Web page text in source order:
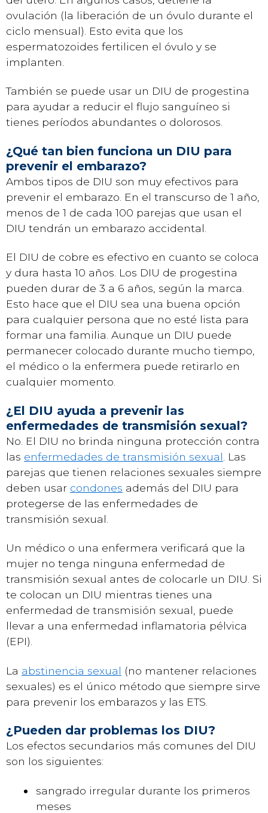
ovulación (la liberación de un óvulo durante el
ciclo mensual). Esto evita que los
espermatozoides fertilicen el óvulo y se
implanten.
También se puede usar un DIU de progestina
para ayudar a reducir el flujo sanguíneo si
tienes períodos abundantes o dolorosos.
¿Qué tan bien funciona un DIU para
prevenir el embarazo?
Ambos tipos de DIU son muy efectivos para
prevenir el embarazo. En el transcurso de 1 año,
menos de 1 de cada 100 parejas que usan el
DIU tendrán un embarazo accidental.
El DIU de cobre es efectivo en cuanto se coloca
y dura hasta 10 años. Los DIU de progestina
pueden durar de 3 a 6 años, según la marca.
Esto hace que el DIU sea una buena opción
para cualquier persona que no esté lista para
formar una familia. Aunque un DIU puede
permanecer colocado durante mucho tiempo,
el médico o la enfermera puede retirarlo en
cualquier momento.
¿El DIU ayuda a prevenir las
enfermedades de transmisión sexual?
No. El DIU no brinda ninguna protección contra
las enfermedades de transmisión sexual . Las
parejas que tienen relaciones sexuales siempre
deben usar condones además del DIU para
protegerse de las enfermedades de
transmisión sexual.
Un médico o una enfermera verificará que la
mujer no tenga ninguna enfermedad de
transmisión sexual antes de colocarle un DIU. Si
te colocan un DIU mientras tienes una
enfermedad de transmisión sexual, puede
llevar a una enfermedad inflamatoria pélvica
(EPI).
La abstinencia sexual (no mantener relaciones
sexuales) es el único método que siempre sirve
para prevenir los embarazos y las ETS.
¿Pueden dar problemas los DIU?
Los efectos secundarios más comunes del DIU
son los siguientes:
sangrado irregular durante los primeros
meses